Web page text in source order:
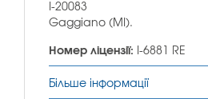
I-20083
Gaggiano (MI).
Номер ліцензії: I-6881 RE
Більше інформації